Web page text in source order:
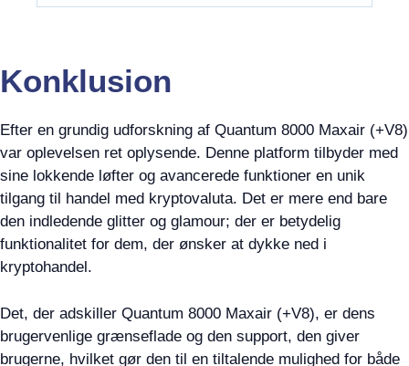
Konklusion
Efter en grundig udforskning af Quantum 8000 Maxair (+V8)
var oplevelsen ret oplysende. Denne platform tilbyder med
sine lokkende løfter og avancerede funktioner en unik
tilgang til handel med kryptovaluta. Det er mere end bare
den indledende glitter og glamour; der er betydelig
funktionalitet for dem, der ønsker at dykke ned i
kryptohandel.
Det, der adskiller Quantum 8000 Maxair (+V8), er dens
brugervenlige grænseflade og den support, den giver
brugerne, hvilket gør den til en tiltalende mulighed for både